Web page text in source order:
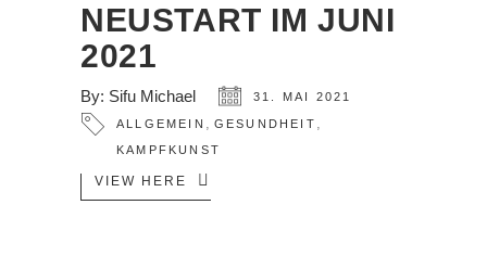
NEUSTART IM JUNI
2021
By: Sifu Michael 31. MAI 2021
ALLGEMEIN GESUNDHEIT
KAMPFKUNST
VIEW HERE